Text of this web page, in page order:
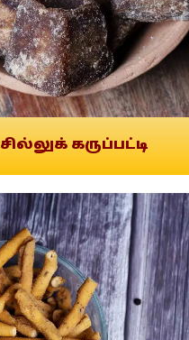
சில்லுக் கருப்பட்டி